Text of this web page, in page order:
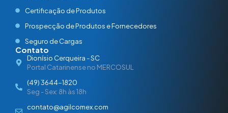
Certificação de Produtos
Prospecção de Produtos e Fornecedores
Seguro de Cargas
Contato
Dionísio Cerqueira - SC
Portal Catarinense no MERCOSUL
(49) 3644-1820
Seg - Sex: 8h às 18h
contato@agilcomex.com